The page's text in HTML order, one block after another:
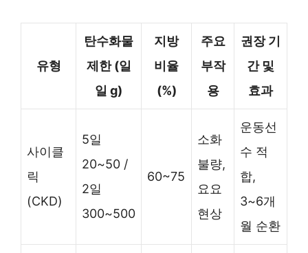
유형
탄수화물
제한 (일
일 g)
지방
비율
(%)
주요
부작
용
권장 기
간 및
효과
사이클
릭
(CKD)
5일
20~50 /
2일
300~500
60~75
소화
불량,
요요
현상
운동선
수 적
합,
3~6개
월 순환